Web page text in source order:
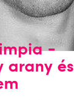
-
arany és